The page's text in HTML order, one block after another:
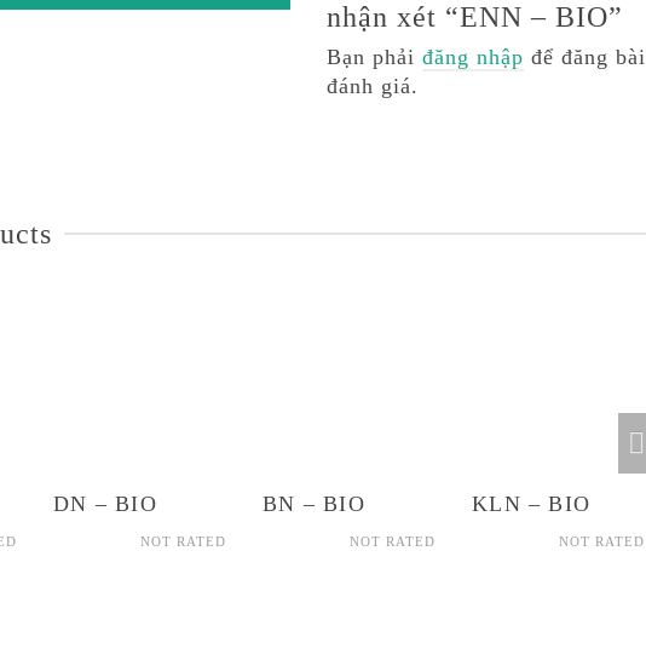
nhận xét “ENN – BIO”
Bạn phảiđăng nhập để đăng bài
đánh giá.
DN – BIO
NOT RATED
BN – BIO
NOT RATED
KLN – BIO
NOT RATED